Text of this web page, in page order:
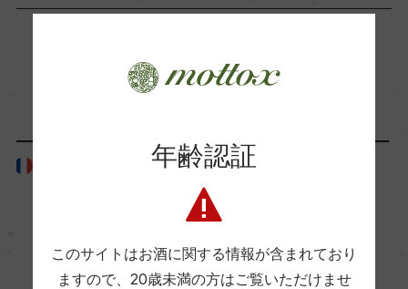
ー
Wine Advocate 獲得点
国内ワイン専門誌評価歴
Wine Spectator 得点
「生産者」が同じ商品
フランス
年齢認証
このサイトはお酒に関する情報が含まれており
ますので、 20歳未満の方はご覧いただけませ